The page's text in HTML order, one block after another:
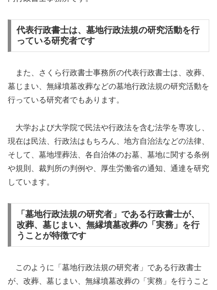
代表行政書士は、墓地行政法規の研究活動を行
っている研究者です
また、さくら行政書士事務所の代表行政書士は、改葬、
墓じまい、無縁墳墓改葬などの墓地行政法規の研究活動を
行っている研究者でもあります。
大学および大学院で民法や行政法を含む法学を専攻し、
現在は民法、行政法はもちろん、地方自治法などの法律、
そして、墓地埋葬法、各自治体のお墓、墓地に関する条例
や規則、裁判所の判例や、厚生労働省の通知、通達を研究
しています。
「墓地行政法規の研究者」である行政書士が、
改葬、墓じまい、無縁墳墓改葬の「実務」を行
うことが特徴です
このように「墓地行政法規の研究者」である行政書士
が、改葬、墓じまい、無縁墳墓改葬の「実務」を行うこと